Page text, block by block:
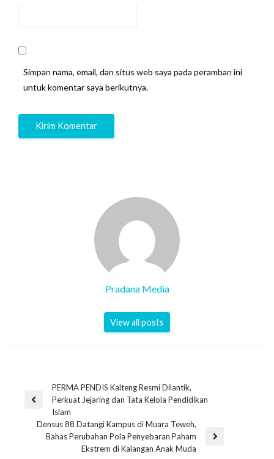
Simpan nama, email, dan situs web saya pada peramban ini
untuk komentar saya berikutnya.
Pradana Media
View all posts
PERMA PENDIS Kalteng Resmi Dilantik,
Perkuat Jejaring dan Tata Kelola Pendidikan
Islam
Densus 88 Datangi Kampus di Muara Teweh,
Bahas Perubahan Pola Penyebaran Paham
Ekstrem di Kalangan Anak Muda